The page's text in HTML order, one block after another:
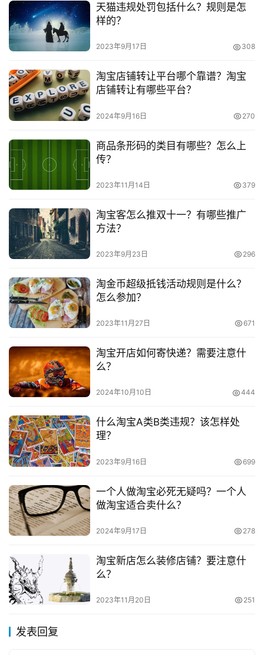
创
业
项
视
频
淘
宝
分
机场、广州白云国际机场三个机场。
四、高铁贵宾厅特权 — 价值1200元
务，支付宝钻石会员可每季免费领取3次，每年12次，可免
费带1米2以下儿童。参考苏州北站非商务座乘客使用贵宾厅
的收费100元/人，一年权益价值100元*12=1200元。
五、免费提现特权— 价值1000元
钻石会员专享支付宝余额100万的免费提现额度，
实际节省提现手续费：100万*0.1%=1000元。
六、东呈黑金卡特权 — 价值648元
东呈集团旗下15品牌、3000家酒店，东呈会员黑
金卡会员专享低至7.6折、免费早餐、延时退房，东呈官网
黑金卡报价498元+额外150元酒店红包=总价值648元。
七、银泰INTIME365会员特权 — 价值365元
65家门店、14000+专柜。INTIME365是价值365元的银泰
热门付费会员，在银泰会员95折的基础上，再额外享受折
上九折、双倍积分、免费停车券等特权。
钻石会员享GeniusLv.2会员权益，缤纷旗下有全球
2900万家酒店、民宿，会员仅限预订标志有Genius的酒店
在90天内领取并使用，全年最多领取4次。
同时每90天可领一张满268返68券，即全年可领4
张共约返现272元，完成预订后60天内发放至信用卡。
九、华住会金会员特权 — 价值219元
华住会旗下有汉庭、海友、全季、宜必思、桔子、
漫心、美居、禧玥、美爵等知名酒店品牌，全球1200个城
退房、1份早餐特权。华住会非会员/星会员购买金会员市场
天猫违规处罚包括什么？规则是怎
样的？
2023年9月17日 308
淘宝店铺转让平台哪个靠谱？淘宝
店铺转让有哪些平台？
2024年9月16日 270
商品条形码的类目有哪些？怎么上
传？
2023年11月14日 379
淘宝客怎么推双十一？有哪些推广
方法？
2023年9月23日 296
淘金币超级抵钱活动规则是什么？
怎么参加？
2023年11月27日 671
淘宝开店如何寄快递？需要注意什
么？
2024年10月10日 444
什么淘宝A类B类违规？该怎样处
理？
2023年9月16日 699
一个人做淘宝必死无疑吗？一个人
做淘宝适合卖什么？
2024年9月17日 278
淘宝新店怎么装修店铺？要注意什
么？
2023年11月20日 251
发表回复